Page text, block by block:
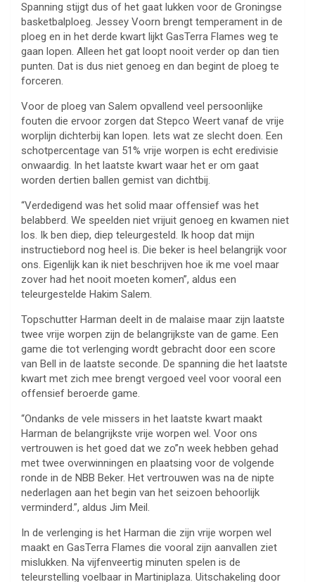
Spanning stijgt dus of het gaat lukken voor de Groningse
basketbalploeg. Jessey Voorn brengt temperament in de
ploeg en in het derde kwart lijkt GasTerra Flames weg te
gaan lopen. Alleen het gat loopt nooit verder op dan tien
punten. Dat is dus niet genoeg en dan begint de ploeg te
forceren.
Voor de ploeg van Salem opvallend veel persoonlijke
fouten die ervoor zorgen dat Stepco Weert vanaf de vrije
worplijn dichterbij kan lopen. Iets wat ze slecht doen. Een
schotpercentage van 51% vrije worpen is echt eredivisie
onwaardig. In het laatste kwart waar het er om gaat
worden dertien ballen gemist van dichtbij.
“Verdedigend was het solid maar offensief was het
belabberd. We speelden niet vrijuit genoeg en kwamen niet
los. Ik ben diep, diep teleurgesteld. Ik hoop dat mijn
instructiebord nog heel is. Die beker is heel belangrijk voor
ons. Eigenlijk kan ik niet beschrijven hoe ik me voel maar
zover had het nooit moeten komen”, aldus een
teleurgestelde Hakim Salem.
Topschutter Harman deelt in de malaise maar zijn laatste
twee vrije worpen zijn de belangrijkste van de game. Een
game die tot verlenging wordt gebracht door een score
van Bell in de laatste seconde. De spanning die het laatste
kwart met zich mee brengt vergoed veel voor vooral een
offensief beroerde game.
“Ondanks de vele missers in het laatste kwart maakt
Harman de belangrijkste vrije worpen wel. Voor ons
vertrouwen is het goed dat we zo”n week hebben gehad
met twee overwinningen en plaatsing voor de volgende
ronde in de NBB Beker. Het vertrouwen was na de nipte
nederlagen aan het begin van het seizoen behoorlijk
verminderd.”, aldus Jim Meil.
In de verlenging is het Harman die zijn vrije worpen wel
maakt en GasTerra Flames die vooral zijn aanvallen ziet
mislukken. Na vijfenveertig minuten spelen is de
teleurstelling voelbaar in Martiniplaza. Uitschakeling door